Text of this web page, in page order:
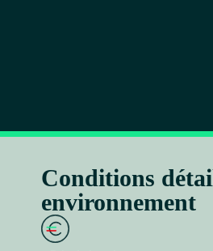
Conditions
environnement